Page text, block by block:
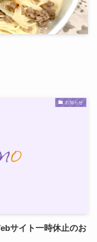
お知らせ
サイト一時休止のお